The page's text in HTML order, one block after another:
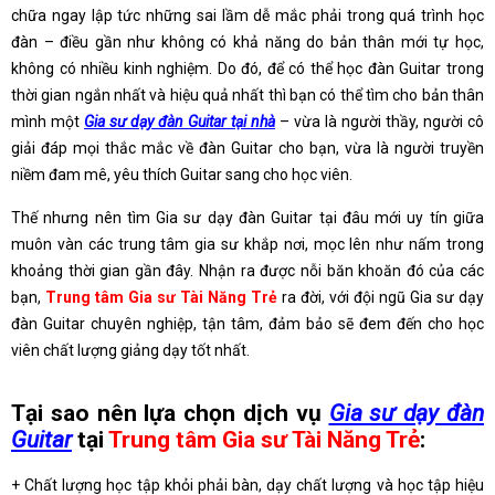
chữa ngay lập tức những sai lầm dễ mắc phải trong quá trình học
đàn – điều gần như không có khả năng do bản thân mới tự học,
không có nhiều kinh nghiệm. Do đó, để có thể học đàn Guitar trong
thời gian ngắn nhất và hiệu quả nhất thì bạn có thể tìm cho bản thân
mình một Gia sư dạy đàn Guitar tại nhà – vừa là người thầy, người cô
giải đáp mọi thắc mắc về đàn Guitar cho bạn, vừa là người truyền
niềm đam mê, yêu thích Guitar sang cho học viên.
Thế nhưng nên tìm Gia sư dạy đàn Guitar tại đâu mới uy tín giữa
muôn vàn các trung tâm gia sư khắp nơi, mọc lên như nấm trong
khoảng thời gian gần đây. Nhận ra được nỗi băn khoăn đó của các
bạn, Trung tâm Gia sư Tài Năng Trẻ ra đời, với đội ngũ Gia sư dạy
đàn Guitar chuyên nghiệp, tận tâm, đảm bảo sẽ đem đến cho học
viên chất lượng giảng dạy tốt nhất.
Tại sao nên lựa chọn dịch vụ Gia sư dạy đàn
Guitartại Trung tâm Gia sư Tài Năng Trẻ:
+ Chất lượng học tập khỏi phải bàn, dạy chất lượng và học tập hiệu